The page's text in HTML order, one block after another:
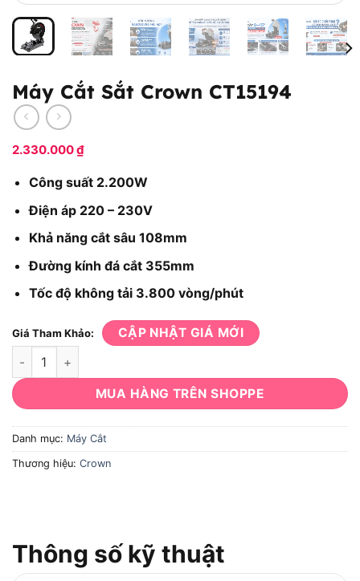
Máy Cắt Sắt Crown CT15194
2.330.000₫
Công suất 2.200W
Điện áp 220 – 230V
Khả năng cắt sâu 108mm
Đường kính đá cắt 355mm
Tốc độ không tải 3.800 vòng/phút
Giá Tham Khảo: CẬP NHẬT GIÁ MỚI
Máy Cắt Sắt Crown CT15194 số lượng
MUA HÀNG TRÊN SHOPPE
Danh mục: Máy Cắt
Thương hiệu: Crown
Thông số kỹ thuật